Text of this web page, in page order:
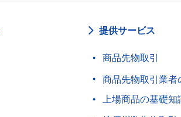
提供サービス
商品先物取引
商品先物取引業者
上場商品の基礎知